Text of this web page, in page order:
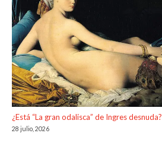
¿Está “La gran odalisca” de Ingres desnuda?
28 julio, 2026